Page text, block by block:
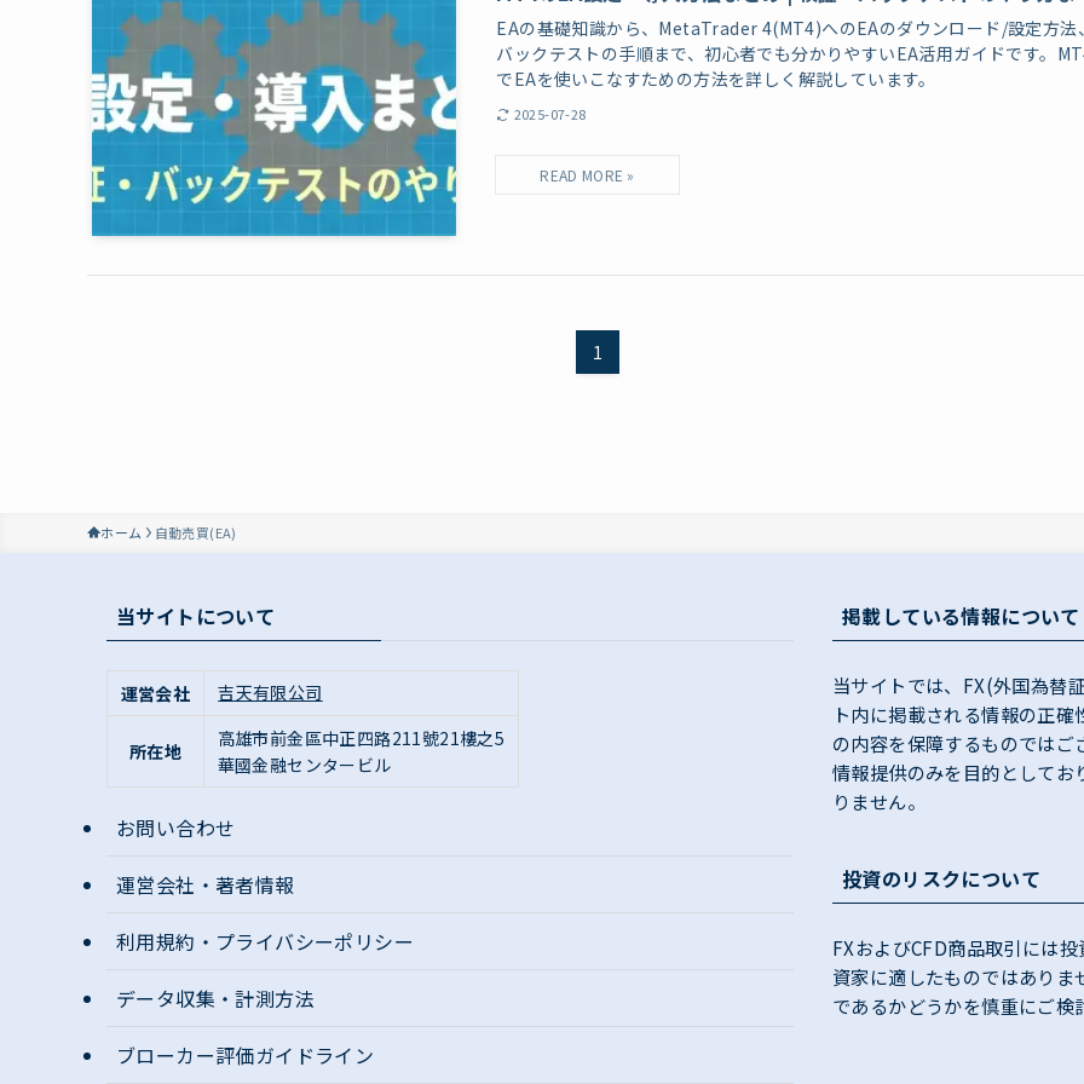
EAの基礎知識から、MetaTrader 4(MT4)へのEAのダウンロード/設定方法
バックテストの手順まで、初心者でも分かりやすいEA活用ガイドです。
でEAを使いこなすための方法を詳しく解説しています。
2025-07-28
1
ホーム 自動売買(EA)
当サイトについて
運営会社 吉天有限公司
所在地
高雄市前金區中正四路211號21樓之5
華國金融センタービル
お問い合わせ
運営会社・著者情報
利用規約・プライバシーポリシー
データ収集・計測方法
ブローカー評価ガイドライン
掲載している情報について
当サイトでは、FX(外国為替
ト内に掲載される情報の正
の内容を保障するものでは
情報提供のみを目的として
りません。
投資のリスクについて
FXおよびCFD商品取引には
資家に適したものではあり
であるかどうかを慎重にご検